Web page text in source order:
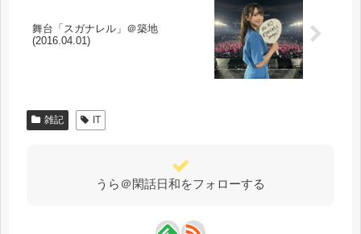
舞台「スガナレル」＠築地
(2016.04.01)
雑記 IT
うら＠閑話日和をフォローする